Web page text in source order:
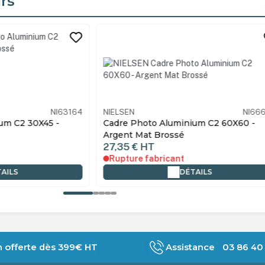
NI63164
C2 30X45 -
NIELSEN
Cadre Photo Aluminium C2 60X60 -
Argent Mat Brossé
27,35 €HT
Rupture fabricant
DÉTAILS
offerte dès 399€ HT Assistance 03 86 40